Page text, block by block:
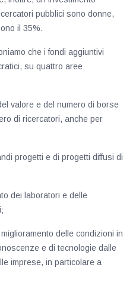
pubblici sono donne,
il 35%.
che i fondi aggiuntivi
su quattro aree
valore e del numero di borse
di ricercatori, anche per
progetti e di progetti diffusi di
dei laboratori e delle
miglioramento delle condizioni in
e di tecnologie dalle
imprese, in particolare a